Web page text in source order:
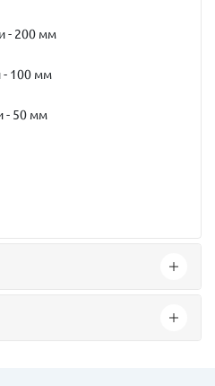
- 200 мм
- 100 мм
- 50 мм